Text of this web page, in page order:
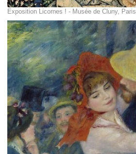
Exposition Licornes ! - Musée de Cluny, Paris